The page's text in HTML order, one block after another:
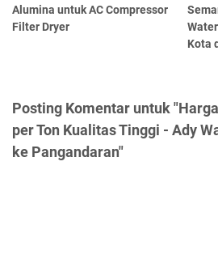
Alumina untuk AC Compressor
Filter Dryer
Kota
Posting Komentar untuk
per Ton Kualitas Tinggi - Ady
ke Pangandaran"